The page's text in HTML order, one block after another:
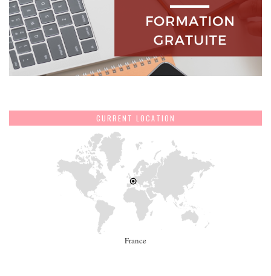
CURRENT LOCATION
France